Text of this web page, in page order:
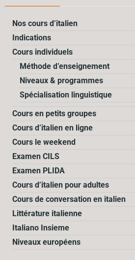
Nos cours d’italien
Indications
Cours individuels
Méthode d’enseignement
Niveaux & programmes
Spécialisation linguistique
Cours en petits groupes
Cours d’italien en ligne
Cours le weekend
Examen CILS
Examen PLIDA
Cours d’italien pour adultes
Cours de conversation en italien
Littérature italienne
Italiano Insieme
Niveaux européens